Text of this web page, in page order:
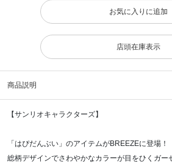
お気に入りに追加
店頭在庫表示
商品説明
【サンリオキャラクターズ】
「はぴだんぶい」のアイテムがBREEZEに登場！
総柄デザインでさわやかなカラーが目をひくガー